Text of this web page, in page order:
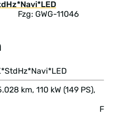
Fzg: GWG-11046
km, 110 kW (149 PS),
F